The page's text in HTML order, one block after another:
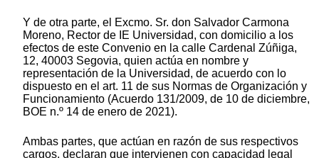
Y de otra parte, el Excmo. Sr. don Salvador Carmona
Moreno, Rector de IE Universidad, con domicilio a los
efectos de este Convenio en la calle Cardenal Zúñiga,
12, 40003 Segovia, quien actúa en nombre y
representación de la Universidad, de acuerdo con lo
dispuesto en el art. 11 de sus Normas de Organización y
Funcionamiento (Acuerdo 131/2009, de 10 de diciembre,
BOE n.º 14 de enero de 2021).
Ambas partes, que actúan en razón de sus respectivos
cargos, declaran que intervienen con capacidad legal